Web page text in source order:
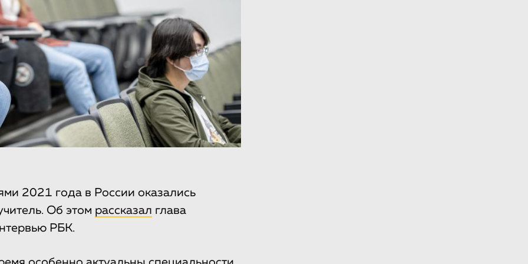
2021 года в России оказались
Об этом рассказал глава
РБК.